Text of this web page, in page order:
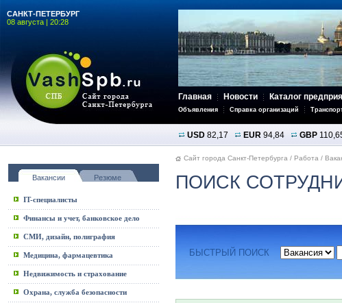
САНКТ-ПЕТЕРБУРГ
08 августа | 20:28
Главная Новости Каталог
Объявления Справка организаций
USD 82,17 EUR 94,84 GBP
Вакансии Резюме
IT-специалисты
Финансы и учет, банковское дело
СМИ, дизайн, полиграфия
Медицина, фармацевтика
Недвижимость и страхование
Охрана, служба безопасности
Сайт города Санкт-Петербурга / Работа /
ПОИСК
БЫСТРЫЙ ПОИСК